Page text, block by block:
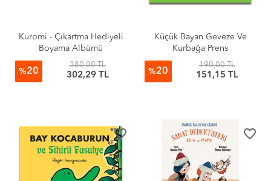
Kuromi - Çıkartma Hediyeli
Boyama Albümü
%20
380,00 TL
302,29 TL
Küçük Bayan Geveze Ve
Kurbağa Prens
%20
190,00 TL
151,15 TL
favorite_border favorite_border